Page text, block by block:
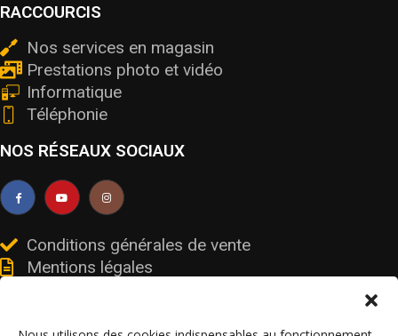
RACCOURCIS
Nos services en magasin
Prestations photo et vidéo
Informatique
Téléphonie
NOS RÉSEAUX SOCIAUX
Conditions générales de vente
Mentions légales